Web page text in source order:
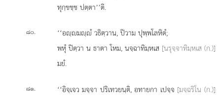
ทุกฺขชฺช ปตฺตา’’ติ.
๘๐.
‘‘อฺมฺํ วธิตฺวาน, ปิวาม ปุพฺพโลหิตํ;
พหุํ ปิตฺวา น ธาตา โหม, นจฺฉาทิมฺหเส [นรุจฺจาทิมฺหเส (ก.)]
มยํ.
๘๑. ‘‘อิจฺเจว มจฺจา ปริเทวยนฺติ, อทายกา เปจฺจ [มจฺฉริโน (ก.)]